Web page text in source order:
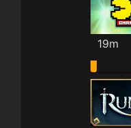
19m